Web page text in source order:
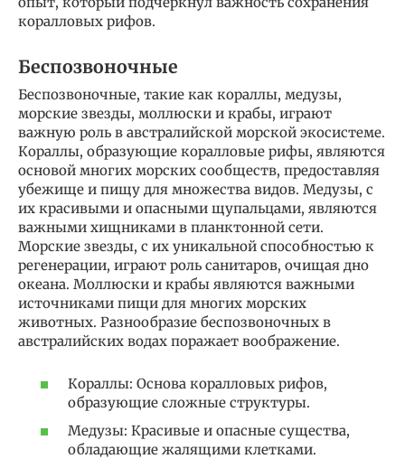
коралловых рифов.
Беспозвоночные
Беспозвоночные, такие как кораллы, медузы,
морские звезды, моллюски и крабы, играют
важную роль в австралийской морской экосистеме.
Кораллы, образующие коралловые рифы, являются
основой многих морских сообществ, предоставляя
убежище и пищу для множества видов. Медузы, с
их красивыми и опасными щупальцами, являются
важными хищниками в планктонной сети.
Морские звезды, с их уникальной способностью к
регенерации, играют роль санитаров, очищая дно
океана. Моллюски и крабы являются важными
источниками пищи для многих морских
животных. Разнообразие беспозвоночных в
австралийских водах поражает воображение.
Кораллы: Основа коралловых рифов,
образующие сложные структуры.
Медузы: Красивые и опасные существа,
обладающие жалящими клетками.